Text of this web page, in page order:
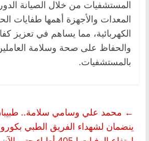
المستشفيات من خلال الصيانة
المعدات والأجهزة أهمها طفايات
الكهربائية، مما يساهم في تعزيز
والحفاظ على صحة وسلامة
بالمستشفيات.
← محمد علي وسامي سلامة..
ينضمان لشهداء الفريق الطبي